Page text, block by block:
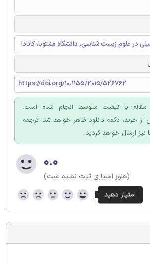
در علوم زیست شناسی، دانشگاه منیتوبا، کانادا
https://doi.org/10.1155/2015/526762
مقاله با کیفیت متوسط انجام شده است.
از خرید، دکمه دانلود ظاهر خواهد شد. ترجمه
نیز ارسال خواهد گردید.
۰.۰
(هنوز امتیازی ثبت نشده است)